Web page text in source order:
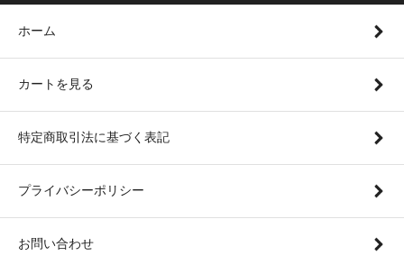
ホーム
カートを見る
特定商取引法に基づく表記
プライバシーポリシー
お問い合わせ